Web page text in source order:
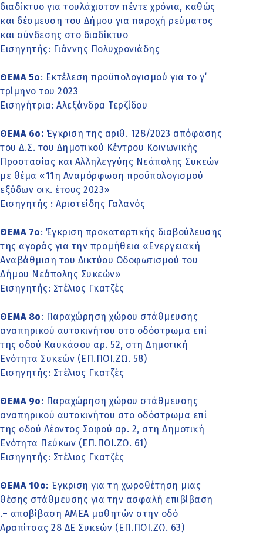
διαδίκτυο για τουλάχιστον πέντε χρόνια, καθώς
και δέσμευση του Δήμου για παροχή ρεύματος
και σύνδεσης στο διαδίκτυο
Εισηγητής: Γιάννης Πολυχρονιάδης
ΘΕΜΑ 5ο: Εκτέλεση προϋπολογισμού για το γ΄
τρίμηνο του 2023
Εισηγήτρια: Αλεξάνδρα Τερζίδου
ΘΕΜΑ 6ο: Έγκριση της αριθ. 128/2023 απόφασης
του Δ.Σ. του Δημοτικού Κέντρου Κοινωνικής
Προστασίας και Αλληλεγγύης Νεάπολης Συκεών
με θέμα «11η Αναμόρφωση προϋπολογισμού
εξόδων οικ. έτους 2023»
Εισηγητής : Αριστείδης Γαλανός
ΘΕΜΑ 7o: Έγκριση προκαταρτικής διαβούλευσης
της αγοράς για την προμήθεια «Ενεργειακή
Αναβάθμιση του Δικτύου Οδοφωτισμού του
Δήμου Νεάπολης Συκεών»
Εισηγητής: Στέλιος Γκατζές
ΘΕΜΑ 8ο: Παραχώρηση χώρου στάθμευσης
αναπηρικού αυτοκινήτου στο οδόστρωμα επί
της οδού Καυκάσου αρ. 52, στη Δημοτική
Ενότητα Συκεών (ΕΠ.ΠΟΙ.ΖΩ. 58)
Εισηγητής: Στέλιος Γκατζές
ΘΕΜΑ 9ο: Παραχώρηση χώρου στάθμευσης
αναπηρικού αυτοκινήτου στο οδόστρωμα επί
της οδού Λέοντος Σοφού αρ. 2, στη Δημοτική
Ενότητα Πεύκων (ΕΠ.ΠΟΙ.ΖΩ. 61)
Εισηγητής: Στέλιος Γκατζές
ΘΕΜΑ 10ο: Έγκριση για τη χωροθέτηση μιας
θέσης στάθμευσης για την ασφαλή επιβίβαση
.– αποβίβαση ΑΜΕΑ μαθητών στην οδό
Αραπίτσας 28 ΔΕ Συκεών (ΕΠ.ΠΟΙ.ΖΩ. 63)